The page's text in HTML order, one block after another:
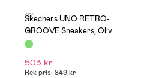
(0)
Skechers UNO RETRO-
GROOVE Sneakers, Oliv
503 kr
Rek pris: 849 kr